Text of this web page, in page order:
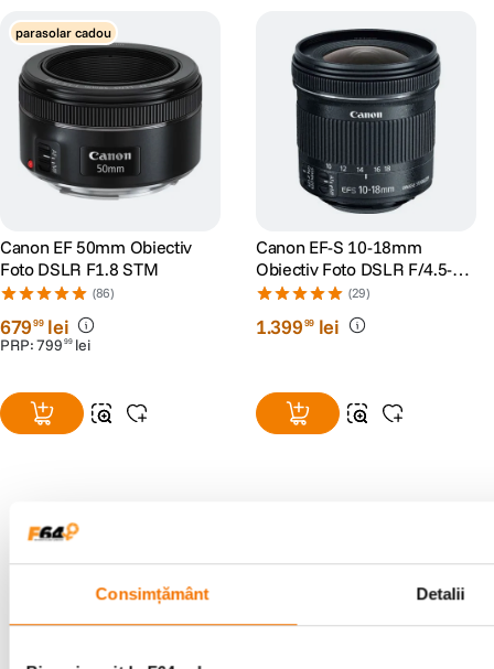
Consimțământ Detalii
parasolar cadou
Canon EF 50mm Obiectiv
Foto DSLR F1.8 STM
(86)
67999 lei
PRP:799 99 lei
Canon EF-S 10-18mm
Obiectiv Foto DSLR F/4.5-5.6
IS STM
(29)
1.39999 lei
ghiduri foto-video si oferte pregatite special
pentru tine.